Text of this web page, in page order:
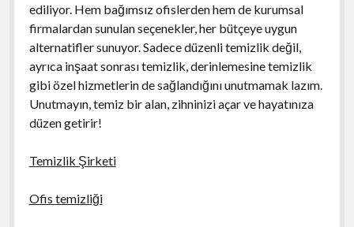
ediliyor. Hem bağımsız ofislerden hem de kurumsal
firmalardan sunulan seçenekler, her bütçeye uygun
alternatifler sunuyor. Sadece düzenli temizlik değil,
ayrıca inşaat sonrası temizlik, derinlemesine temizlik
gibi özel hizmetlerin de sağlandığını unutmamak lazım.
Unutmayın, temiz bir alan, zihninizi açar ve hayatınıza
düzen getirir!
Temizlik Şirketi
Ofis temizliği